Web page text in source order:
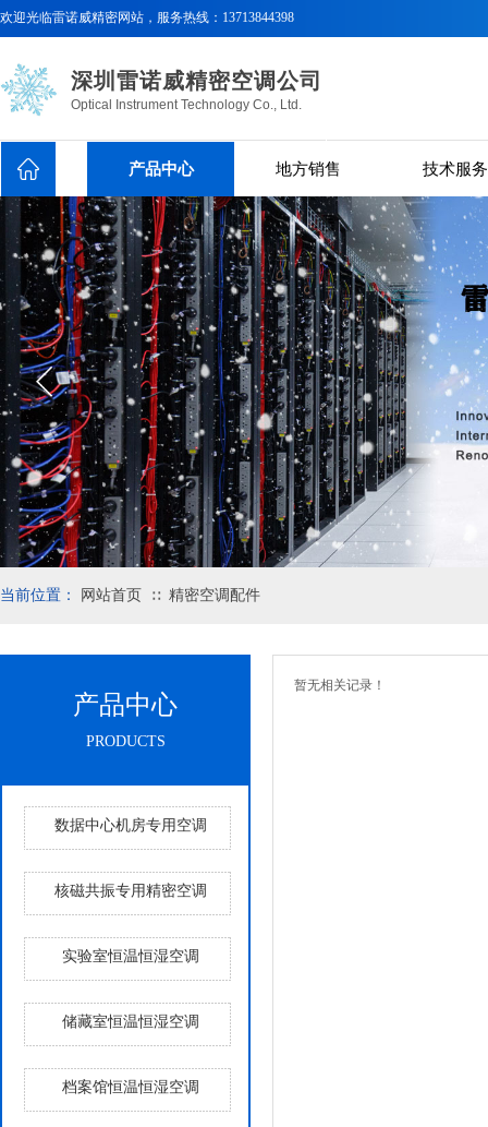
欢迎光临雷诺威精密网站，服务热线： 13713844398
深圳雷诺威精密空调公司
Optical Instrument Technology Co., Ltd.
产品中心 地方销售 技术服务
当前位置： 网站首页 ∷ 精密空调配件
暂无相关记录！
产品中心
PRODUCTS
数据中心机房专用空调
核磁共振专用精密空调
实验室恒温恒湿空调
储藏室恒温恒湿空调
档案馆恒温恒湿空调